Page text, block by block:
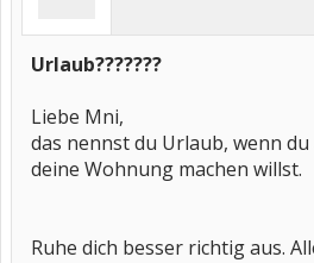
Urlaub???????
Liebe Mni,
das nennst du Urlaub, wenn
deine Wohnung machen willst.
Ruhe dich besser richtig aus.